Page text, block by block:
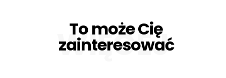
To może Cię
zainteresować
WIĘCEJ